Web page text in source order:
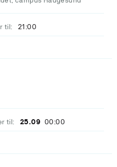
til: 21:00
til: 25.09 00:00